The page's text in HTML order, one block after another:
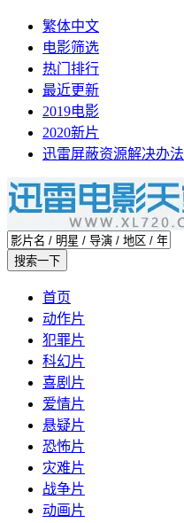
繁体中文
电影筛选
热门排行
最近更新
2019电影
2020新片
迅雷屏蔽资源解决办法
首页
动作片
犯罪片
科幻片
喜剧片
爱情片
悬疑片
恐怖片
灾难片
战争片
动画片